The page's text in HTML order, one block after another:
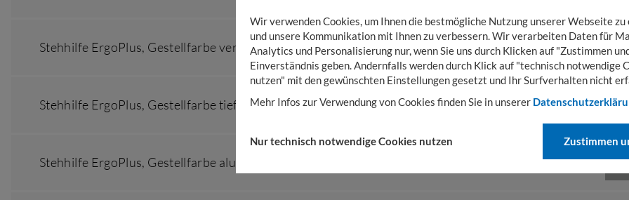
Stehhilfe ErgoPlus, Gestellfarbe verkehrsrot,Polster/Bezug Buche natur
Stehhilfe ErgoPlus, Gestellfarbe tiefschwarz,Polster/Bezug Buche natur
Stehhilfe ErgoPlus, Gestellfarbe alufarben
Wir verwenden Cookies, um Ihnen die bestmögliche Nutzung unserer Webseite zu
und unsere Kommunikation mit Ihnen zu verbessern. Wir verarbeiten Daten für
Analytics und Personalisierung nur, wenn Sie uns durch Klicken auf "Zustimmen
Einverständnis geben. Andernfalls werden durch Klick auf "technisch notwendige
nutzen" mit den gewünschten Einstellungen gesetzt und Ihr Surfverhalten nicht
Mehr Infos zur Verwendung von Cookies finden Sie in unserer
Nur technisch notwendige Cookies nutzen Zustimmen